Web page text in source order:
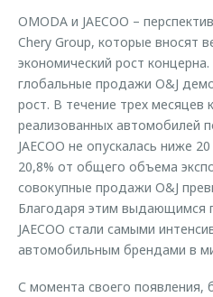
OMODA и JAECOO –
Chery Group, которые вносят
экономический рост
глобальные продажи O&J
рост. В течение трех месяцев
реализованных автомобилей
JAECOO не опускалась ниже
20,8% от общего объема
совокупные продажи O&J
Благодаря этим выдающимся
JAECOO стали самыми
автомобильным брендами в
С момента своего появления,